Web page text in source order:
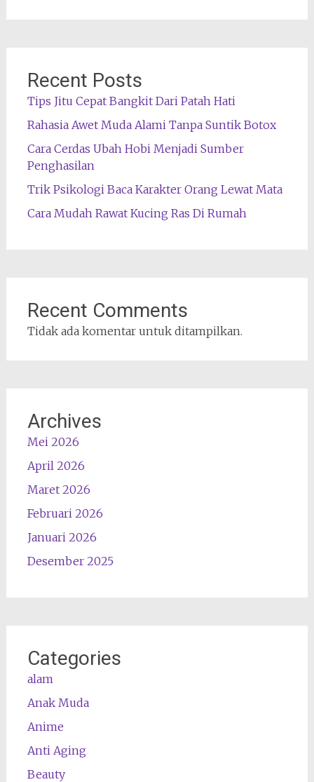
Recent Posts
Tips Jitu Cepat Bangkit Dari Patah Hati
Rahasia Awet Muda Alami Tanpa Suntik Botox
Cara Cerdas Ubah Hobi Menjadi Sumber
Penghasilan
Trik Psikologi Baca Karakter Orang Lewat Mata
Cara Mudah Rawat Kucing Ras Di Rumah
Recent Comments
Tidak ada komentar untuk ditampilkan.
Archives
Mei 2026
April 2026
Maret 2026
Februari 2026
Januari 2026
Desember 2025
Categories
alam
Anak Muda
Anime
Anti Aging
Beauty